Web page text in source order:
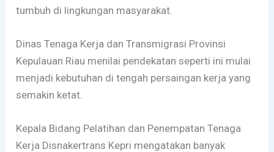
tumbuh di lingkungan masyarakat.
Dinas Tenaga Kerja dan Transmigrasi Provinsi
Kepulauan Riau menilai pendekatan seperti ini mulai
menjadi kebutuhan di tengah persaingan kerja yang
semakin ketat.
Kepala Bidang Pelatihan dan Penempatan Tenaga
Kerja Disnakertrans Kepri mengatakan banyak